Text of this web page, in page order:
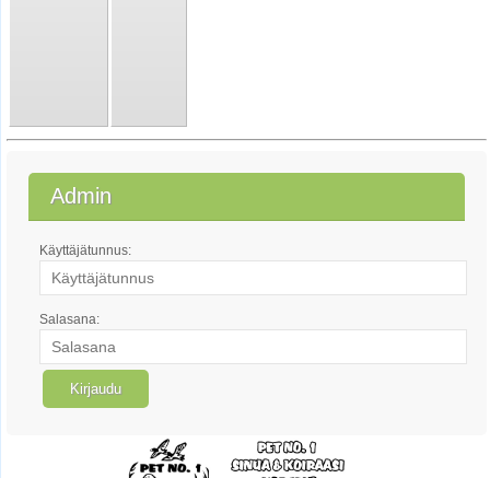
Admin
Käyttäjätunnus:
Salasana: